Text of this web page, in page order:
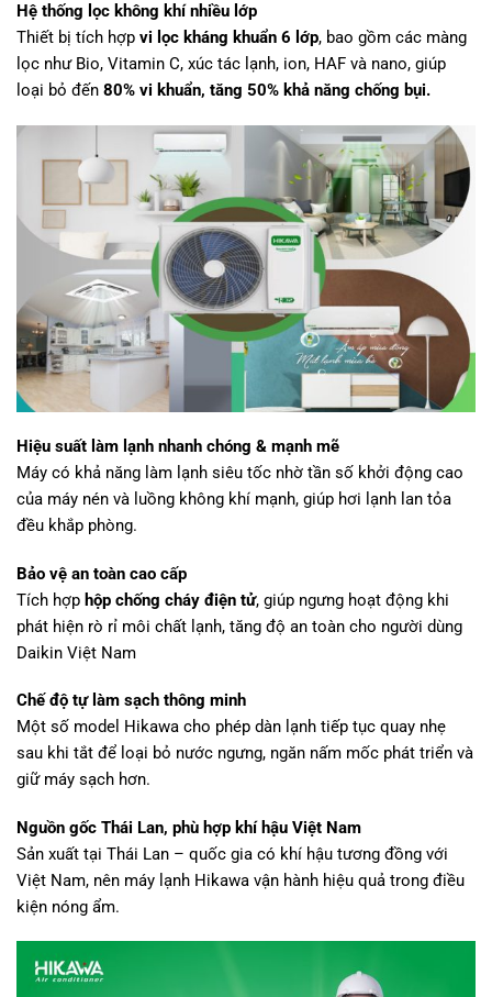
Hệ thống lọc không khí nhiều lớp
Thiết bị tích hợp vi lọc kháng khuẩn 6 lớp, bao gồm các màng
lọc như Bio, Vitamin C, xúc tác lạnh, ion, HAF và nano, giúp
loại bỏ đến 80% vi khuẩn, tăng 50% khả năng chống bụi.
Hiệu suất làm lạnh nhanh chóng & mạnh mẽ
Máy có khả năng làm lạnh siêu tốc nhờ tần số khởi động cao
của máy nén và luồng không khí mạnh, giúp hơi lạnh lan tỏa
đều khắp phòng.
Bảo vệ an toàn cao cấp
Tích hợp hộp chống cháy điện tử, giúp ngưng hoạt động khi
phát hiện rò rỉ môi chất lạnh, tăng độ an toàn cho người dùng
Daikin Việt Nam
Chế độ tự làm sạch thông minh
Một số model Hikawa cho phép dàn lạnh tiếp tục quay nhẹ
sau khi tắt để loại bỏ nước ngưng, ngăn nấm mốc phát triển và
giữ máy sạch hơn.
Nguồn gốc Thái Lan, phù hợp khí hậu Việt Nam
Sản xuất tại Thái Lan – quốc gia có khí hậu tương đồng với
Việt Nam, nên máy lạnh Hikawa vận hành hiệu quả trong điều
kiện nóng ẩm.